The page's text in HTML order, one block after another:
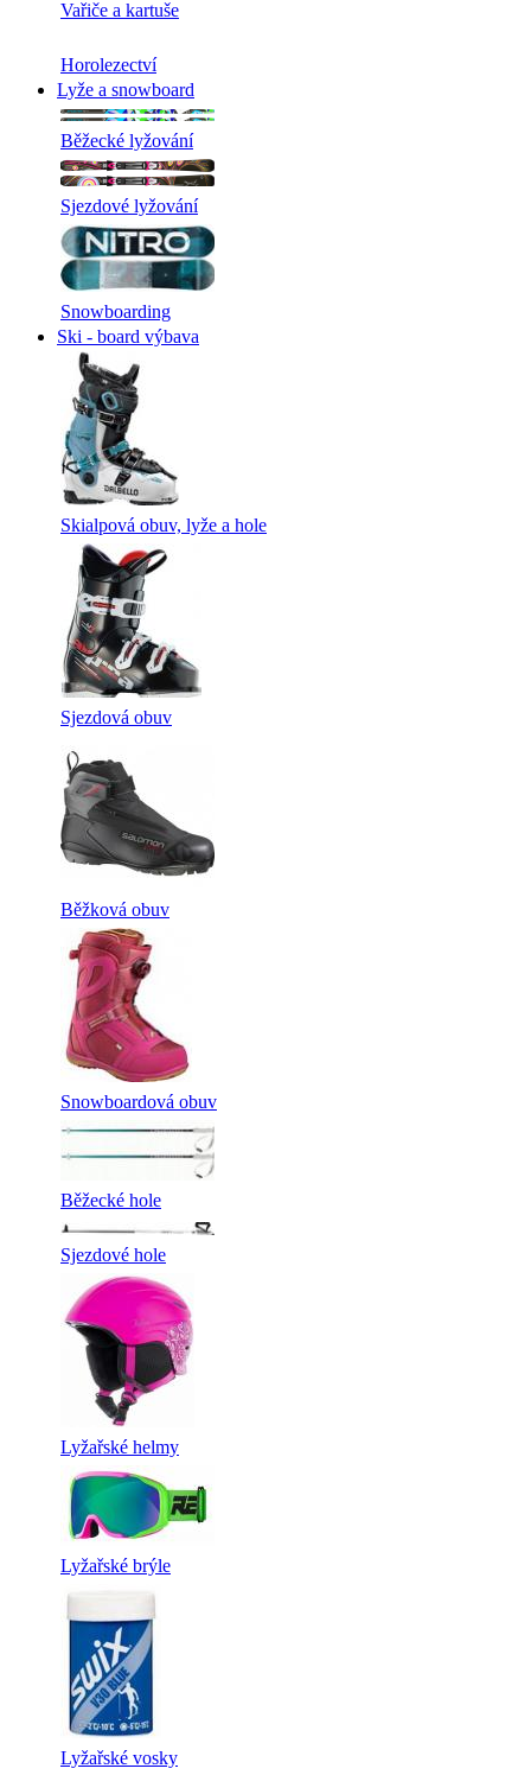
Vařiče a kartuše
Horolezectví
Lyže a snowboard
Běžecké lyžování
Sjezdové lyžování
Snowboarding
Ski - board výbava
Skialpová obuv, lyže a hole
Sjezdová obuv
Běžková obuv
Snowboardová obuv
Běžecké hole
Sjezdové hole
Lyžařské helmy
Lyžařské brýle
Lyžařské vosky